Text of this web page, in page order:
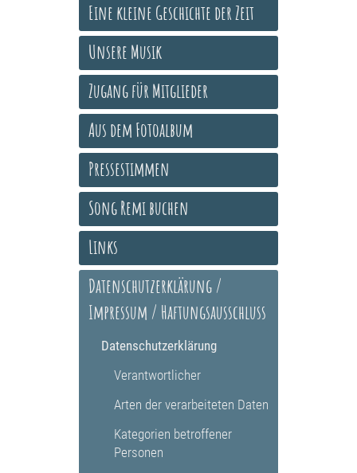
Eine kleine Geschichte der Zeit
Unsere Musik
Zugang für Mitglieder
Aus dem Fotoalbum
Pressestimmen
Song Remi buchen
Links
Datenschutzerklärung /
Impressum / Haftungsausschluss
Datenschutzerklärung
Verantwortlicher
Arten der verarbeiteten Daten
Kategorien betroffener
Personen